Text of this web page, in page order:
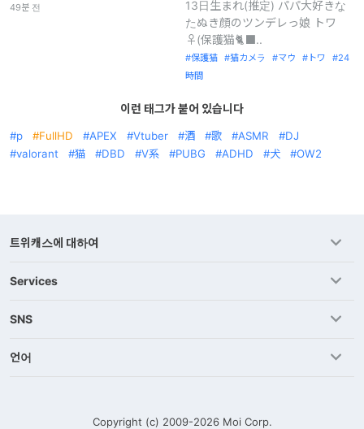
49분 전
13日生まれ(推定) パパ大好きな
たぬき顔のツンデレっ娘 トワ
♀(保護猫🐈‍⬛..
保護猫 猫カメラ マウ トワ
24
時間
이런 태그가 붙어 있습니다
p FullHD APEX Vtuber 酒 歌 ASMR
DJ
valorant
猫 DBD V系 PUBG ADHD 犬 OW2
트위캐스에 대하여
Services
SNS
언어
Copyright (c) 2009-2026 Moi Corp.